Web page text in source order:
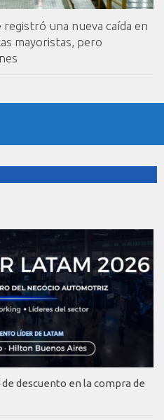
una nueva caída en
mayoristas, pero
de descuento en la compra de